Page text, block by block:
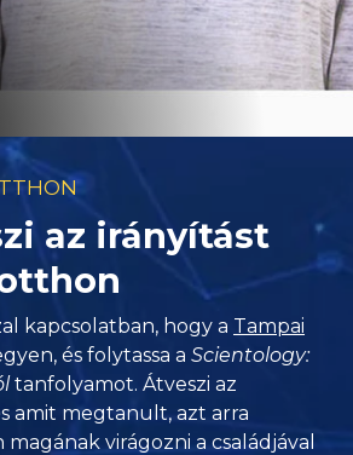
az irányítást
kapcsolatban, hogy a Tampai
és folytassa aScientology:
tanfolyamot. Átveszi az
amit megtanult, azt arra
virágozni a családjával